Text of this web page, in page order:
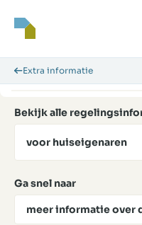
Extra informatie
Bekijk alle
voor huiseigenaren
Ga snel naar
meer informatie over